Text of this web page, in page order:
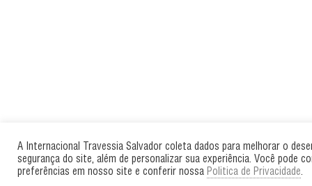
A Internacional Travessia Salvador coleta dados para melhorar o
segurança do site, além de personalizar sua experiência. Você pode
preferências em nosso site e conferir nossa Politica de Privacidade.